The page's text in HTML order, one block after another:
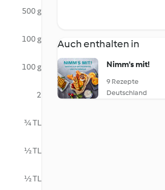
500 g
100 g
100 g
2
¾ TL
½ TL
½ TL
Auch enthalten in
Nimm's mit!
9 Rezepte
Deutschland